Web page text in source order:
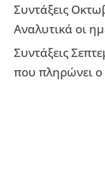
Συντάξεις
Αναλυτικά οι
Συντάξεις
που πληρώνει